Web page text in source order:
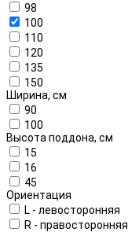
98
100
110
120
135
150
Ширина, см
90
100
Высота поддона, см
15
16
45
Ориентация
L - левосторонняя
R - правосторонняя